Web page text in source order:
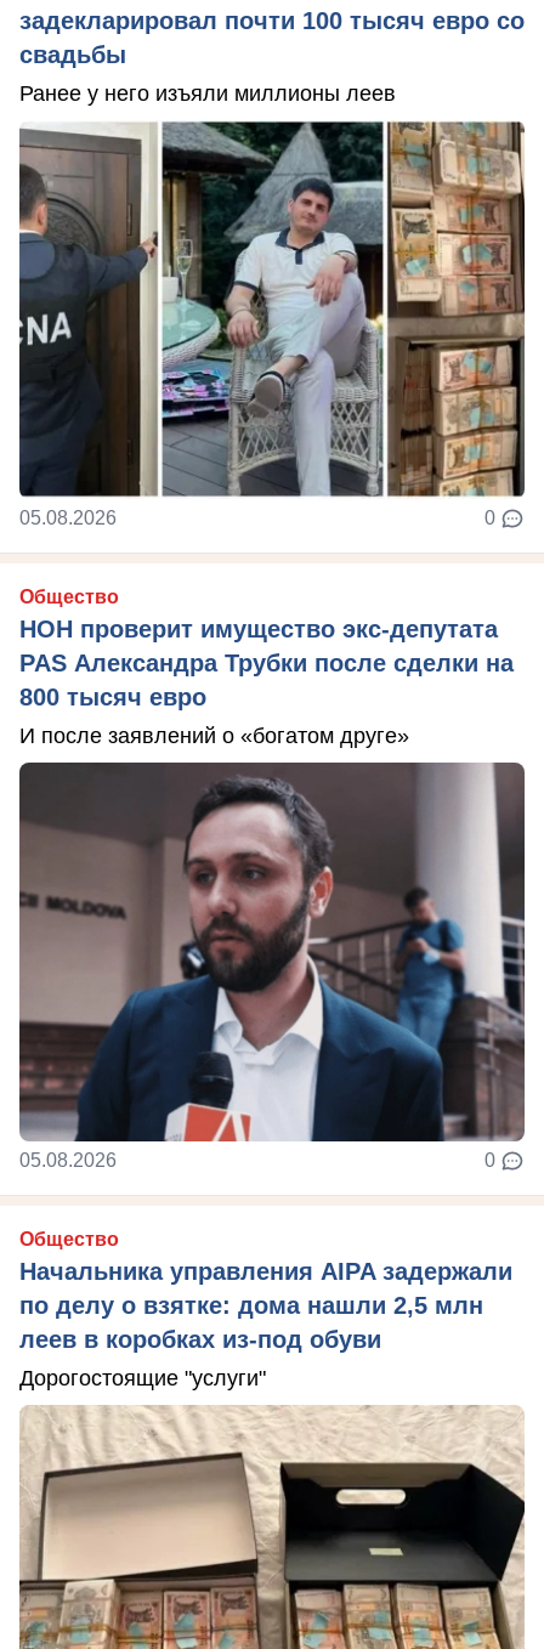
задекларировал почти 100 тысяч евро со
свадьбы
Ранее у него изъяли миллионы леев
05.08.2026 0
Общество
НОН проверит имущество экс-депутата
PAS Александра Трубки после сделки на
800 тысяч евро
И после заявлений о «богатом друге»
05.08.2026 0
Общество
Начальника управления AIPA задержали
по делу о взятке: дома нашли 2,5 млн
леев в коробках из-под обуви
Дорогостоящие "услуги"